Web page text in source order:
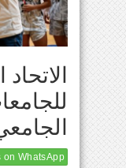
on WhatsApp